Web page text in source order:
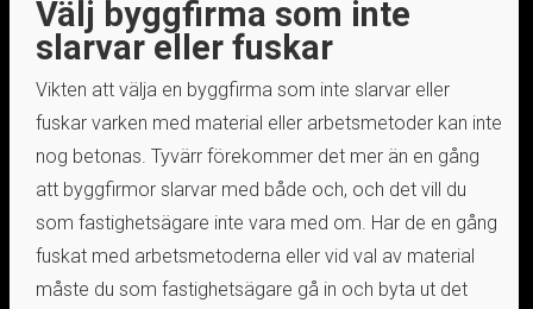
Välj byggfirma som inte
slarvar eller fuskar
Vikten att välja en byggfirma som inte slarvar eller
fuskar varken med material eller arbetsmetoder kan inte
nog betonas. Tyvärr förekommer det mer än en gång
att byggfirmor slarvar med både och, och det vill du
som fastighetsägare inte vara med om. Har de en gång
fuskat med arbetsmetoderna eller vid val av material
måste du som fastighetsägare gå in och byta ut det